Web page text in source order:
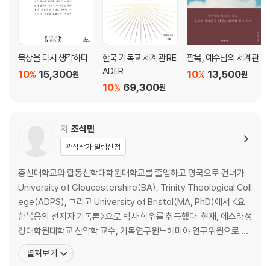
묵상을 다시 생각하다
15,300원
10%
한국 기독교 세계관 RE
ADER
69,300원
10%
팔복, 예수님의 세계관
13,500원
10%
저 조석민
관심작가 알림신청
총신대학교와 합동신학대학원대학교를 졸업하고 영국으로 건너가
University of Gloucestershire(BA), Trinity Theological Coll
ege(ADPS), 그리고 University of Bristol(MA, PhD)에서 <요
한복음의 선지자 기독론>으로 박사 학위를 취득했다. 현재, 에스라성
경대학원대학교 신약학 교수, 기독연구원느헤미야 연구위원으로 섬
기고 있다. 성경 본문에 기초하지 않는 신학 이론, 세상과 단절된 성경
해석은 아무 의미 없다는 생각 속에서 성경을 가르치며, 강의실 안에
펼쳐보기